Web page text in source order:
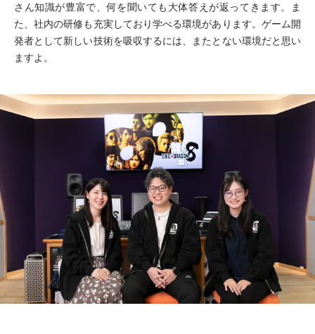
さん知識が豊富で、何を聞いても大体答えが返ってきます。ま
た、社内の研修も充実しており学べる環境があります。ゲーム開
発者として新しい技術を吸収するには、またとない環境だと思い
ますよ。